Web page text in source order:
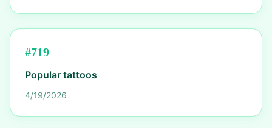
#719
Popular tattoos
4/19/2026